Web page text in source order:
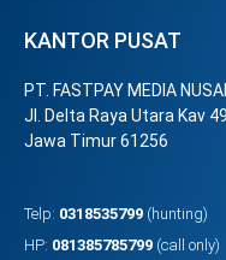
KANTOR PUSAT
PT. FASTPAY MEDIA
Jl. Delta Raya Utara Kav
Jawa Timur 61256
Telp: 0318535799 (hunting)
HP: 081385785799 (call only)